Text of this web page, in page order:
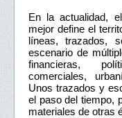
En la actualidad,
mejor define el
líneas, trazados,
escenario de
financieras,
comerciales,
Unos trazados y
el paso del tiempo,
materiales de otras